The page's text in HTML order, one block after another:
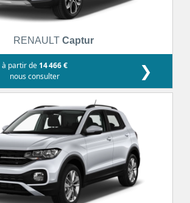
RENAULT Captur
à partir de 14 466 €
nous consulter
❯